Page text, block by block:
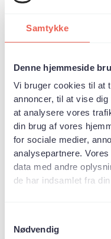
Samtykke
Denne hjemmeside
Vi bruger cookies til at
annoncer, til at vise
at analysere vores
din brug af vores
for sociale medier,
analysepartnere.
data med andre
de har indsamlet fra
Nødvendig
Sådan gør
Tag alle
De skal have
Tænd ovnen på
varme
Bring te og
akkurat koger,
Lad
Si teen fra
I en skål piskes
luftigt. Tilsæt